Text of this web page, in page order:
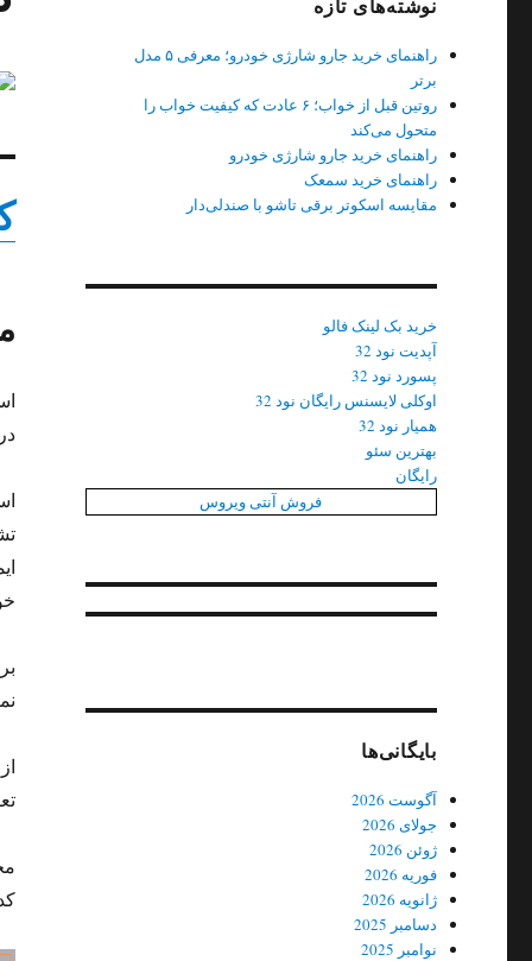
راهنمای خرید جارو شارژی خودرو؛ معرفی ۵ مدل
برتر
روتین قبل از خواب؛ ۶ عادت که کیفیت خواب را
متحول می‌کند
راهنمای خرید جارو شارژی خودرو
راهنمای خرید سمعک
مقایسه اسکوتر برقی تاشو با صندلی‌دار
خرید بک لینک فالو
آپدیت نود 32
پسورد نود 32
اوکلی لایسنس رایگان نود 32
همیار نود 32
بهترین سئو
رایگان
فروش آنتی ویروس
بایگانی‌ها
آگوست 2026
جولای 2026
ژوئن 2026
فوریه 2026
ژانویه 2026
دسامبر 2025
نوامبر 2025